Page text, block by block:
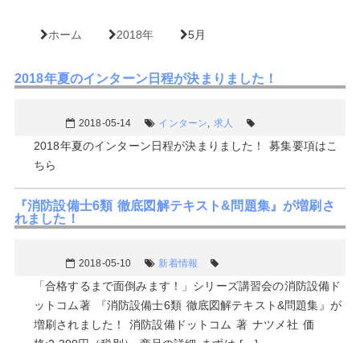
ホーム 2018年 5月
2018年夏のインターン日程が決まりました！
2018-05-14 インターン,求人
2018年夏のインターン日程が決まりました！ 募集要項はこ
ちら
『消防設備士6類 徹底図解テキスト&問題集』が増刷さ
れました！
2018-05-10 新着情報
「合格するまで面倒みます！」シリーズ講習会の消防設備ド
ットコム著 『消防設備士6類 徹底図解テキスト&問題集』が
増刷されました！ 消防設備ドットコム 著 ナツメ社 価